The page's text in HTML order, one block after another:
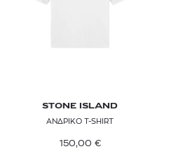
STONE ISLAND
ΑΝΔΡΙΚΟ T-SHIRT
150,00 €